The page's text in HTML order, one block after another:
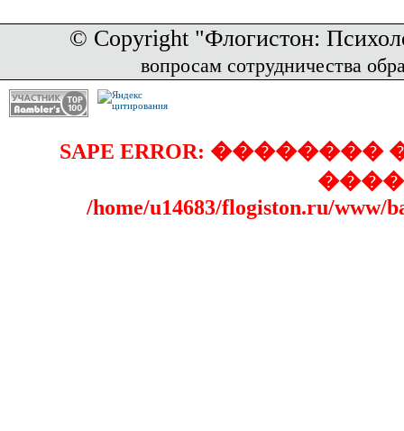
© Copyright "Флогистон:
вопросам сотрудничества
SAPE ERROR:
/home/u14683/flogiston.ru/www/